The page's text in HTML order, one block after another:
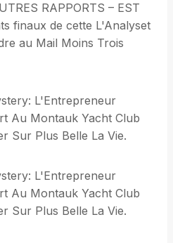
RAPPORTS – EST
finaux de cette L'Analyset
au Mail Moins Trois
L'Entrepreneur
Au Montauk Yacht Club
Sur Plus Belle La Vie.
L'Entrepreneur
Au Montauk Yacht Club
Sur Plus Belle La Vie.